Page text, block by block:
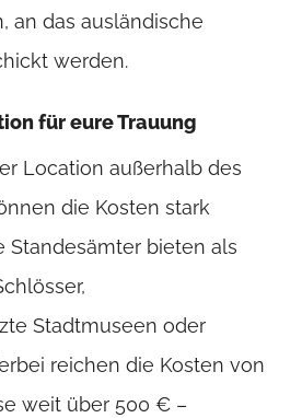
an das ausländische
werden.
für eure Trauung
Location außerhalb des
die Kosten stark
Standesämter bieten als
Stadtmuseen oder
reichen die Kosten von
weit über 500 € –